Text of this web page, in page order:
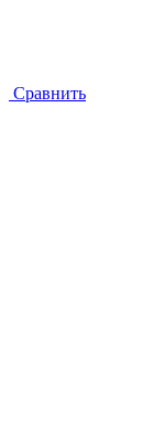
Сравнить